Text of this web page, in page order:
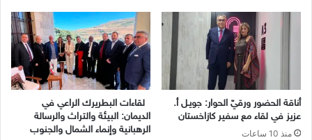
أناقة الحضور ورقيّ الحوار: جويـل أ.
عزيز في لقاء مع سفير كازاخستان
منذ 10 ساعات
لقاءات البطريرك الراعي في
الديمان: البيئة والتراث والرسالة
الرهبانية وإنماء الشمال والجنوب